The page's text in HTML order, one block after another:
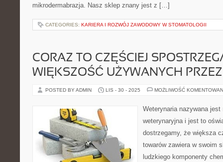
mikrodermabrazja. Nasz sklep znany jest z […]
CATEGORIES: KARIERA I ROZWÓJ ZAWODOWY W STOMATOLOGII
CORAZ TO CZĘŚCIEJ
WIĘKSZOŚĆ UŻYWANYCH
POSTED BY ADMIN LIS - 30 - 2025 MOŻLIWOŚĆ
Weterynaria nazywana
weterynaryjna i jest to
dostrzegamy, że większa
towarów zawiera w swoim
ludzkiego komponenty